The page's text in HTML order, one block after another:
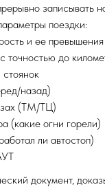
записывать
поездки:
и ее превышения
точностью до
назад)
(ТМ/ТЦ)
(какие огни горели)
ли автостоп)
документ,